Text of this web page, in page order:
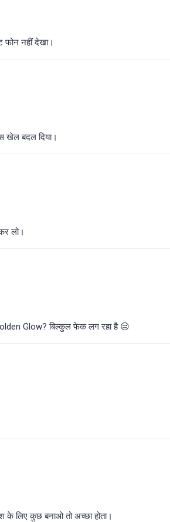
फोन नहीं देखा।
खेल बदल दिया।
लो।
Glow? बिल्कुल फेक लग रहा है 😒
लिए कुछ बनाओ तो अच्छा होता।